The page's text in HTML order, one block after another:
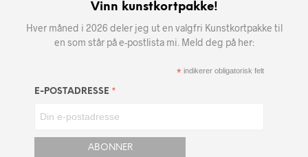
Vinn kunstkortpakke!
Hver måned i 2026 deler jeg ut en valgfri Kunstkortpakke til
en som står på e-postlista mi. Meld deg på her:
* indikerer obligatorisk felt
E-POSTADRESSE *